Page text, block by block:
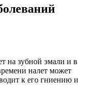
на зубной эмали и в
налет может
к его гниению и